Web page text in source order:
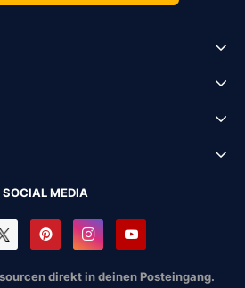
SOCIAL MEDIA
direkt in deinen Posteingang.